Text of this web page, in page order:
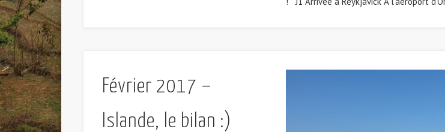
Février 2017 –
Islande, le bilan :)